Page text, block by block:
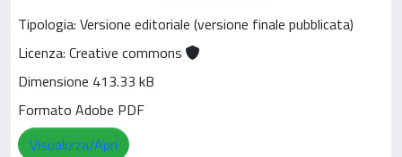
Tipologia: Versione editoriale (versione finale pubblicata)
Licenza: Creative commons
Dimensione 413.33 kB
Formato Adobe PDF
Visualizza/Apri